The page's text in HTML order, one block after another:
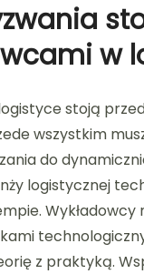
w
stoją
wszystkim
do
logistycznej
Wykładowcy
z praktyką.